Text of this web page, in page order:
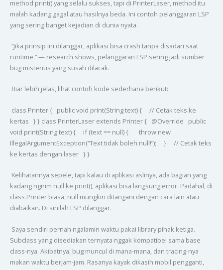
method print() yang selalu sukses, tapi di PrinterLaser, method itu
malah kadang gagal atau hasilnya beda. Ini contoh pelanggaran LSP
yang sering banget kejadian di dunia nyata.
“Jika prinsip ini dilanggar, aplikasi bisa crash tanpa disadari saat
runtime.” — research shows, pelanggaran LSP sering jadi sumber
bug misterius yang susah dilacak.
Biar lebih jelas, lihat contoh kode sederhana berikut:
class Printer { public void print(String text) { // Cetak teks ke
kertas } } class PrinterLaser extends Printer { @Override public
void print(String text) { if (text == null) { throw new
IllegalArgumentException(“Text tidak boleh null!”); } // Cetak teks
ke kertas dengan laser } }
Kelihatannya sepele, tapi kalau di aplikasi aslinya, ada bagian yang
kadang ngirim null ke print(), aplikasi bisa langsung error. Padahal, di
class Printer biasa, null mungkin ditangani dengan cara lain atau
diabaikan. Di sinilah LSP dilanggar.
Saya sendiri pernah ngalamin waktu pakai library pihak ketiga.
Subclass yang disediakan ternyata nggak kompatibel sama base
class-nya. Akibatnya, bug muncul di mana-mana, dan tracing-nya
makan waktu berjam-jam. Rasanya kayak dikasih mobil pengganti,